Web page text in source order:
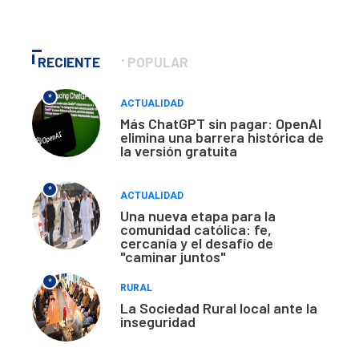
RECIENTE POPULAR
*
ACTUALIDAD
Más ChatGPT sin pagar: OpenAI
elimina una barrera histórica de
la versión gratuita
*
ACTUALIDAD
Una nueva etapa para la
comunidad católica: fe,
cercanía y el desafío de
"caminar juntos"
*
RURAL
La Sociedad Rural local ante la
inseguridad